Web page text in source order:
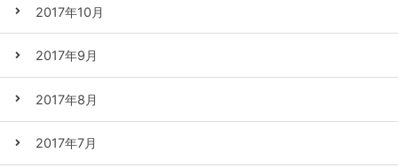
2017年10月
2017年9月
2017年8月
2017年7月